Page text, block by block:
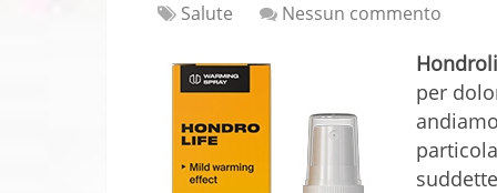
Salute Nessun commento
per